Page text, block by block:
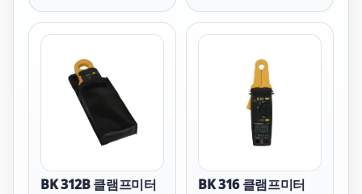
케이 262 262 비엔케이 비
엔케이 262
312B 비앤케이 비앤케이
312B 312B 비엔케이 비엔
BK 312B 클램프미터 BK 316 클램프미터